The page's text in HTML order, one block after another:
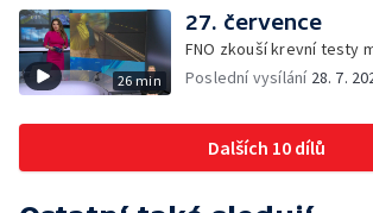
Gorol se chystá na
cyklostezka až na
při endoskopii — Výběr ze
— Zemřela baletka Vlasta
Jičíně
26 min
27. července
FNO zkouší krevní testy
Poslední vysílání 28. 7.
Dalších 10 dílů